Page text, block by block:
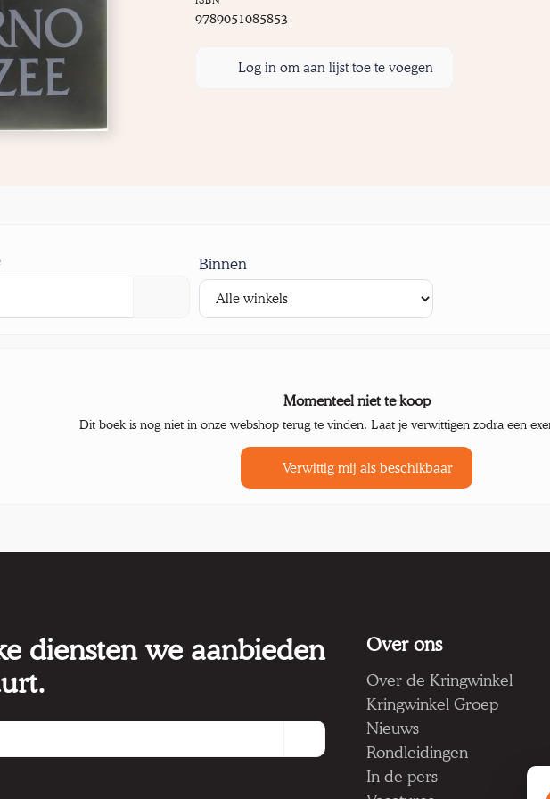
9789051085853
Log in om aan lijst toe te voegen
Binnen
Momenteel niet te koop
Dit boek is nog niet in onze webshop terug te vinden. Laat je verwittigen zodra een
Verwittig mij als beschikbaar
diensten we aanbieden
Over ons
Over de Kringwinkel
Kringwinkel Groep
Nieuws
Rondleidingen
In de pers